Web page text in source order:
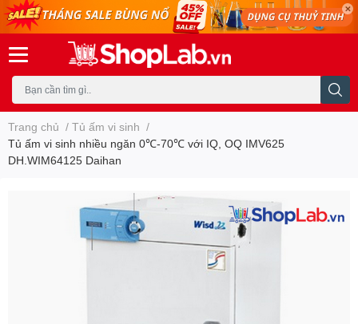
Trang chủ / Tủ ấm vi sinh /
Tủ ấm vi sinh nhiều ngăn 0℃-70℃ với IQ, OQ IMV625
DH.WIM64125 Daihan